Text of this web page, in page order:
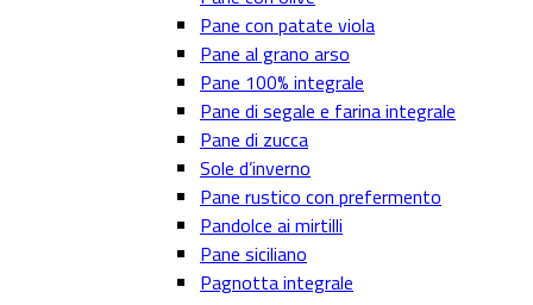
Pane con patate viola
Pane al grano arso
Pane 100% integrale
Pane di segale e farina integrale
Pane di zucca
Sole d’inverno
Pane rustico con prefermento
Pandolce ai mirtilli
Pane siciliano
Pagnotta integrale